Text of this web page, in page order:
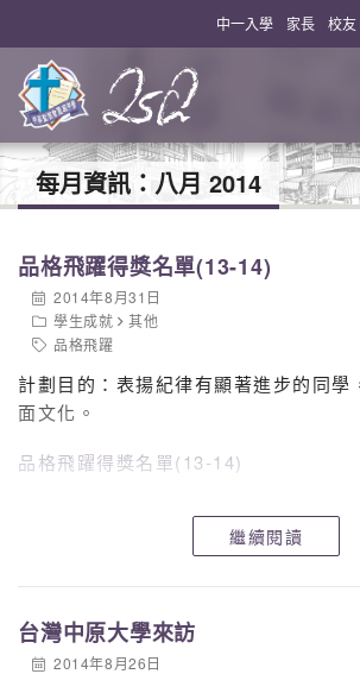
中一入學 家長 校友
每月資訊： 八月 2014
品格飛躍得獎名單(13-14)
2014年8月31日
學生成就
其他
品格飛躍
計劃目的：表揚紀律有顯著進步的同學
面文化。
品格飛躍得獎名單(13-14)
繼續閱讀
台灣中原大學來訪
2014年8月26日